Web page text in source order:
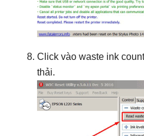
Click vào waste ink
thải.